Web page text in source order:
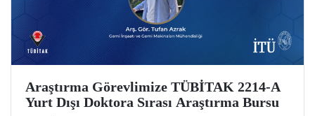
Araştırma Görevlimize TÜBİTAK 2214-A
Yurt Dışı Doktora Sırası Araştırma Bursu